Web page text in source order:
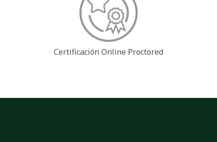
Certificación Online Proctored